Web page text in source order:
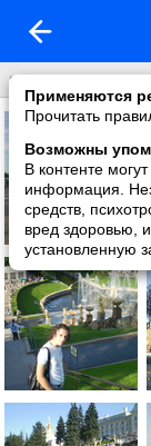
Применяются
Прочитать
Возможны
В контенте
информация.
средств,
вред здоровью,
установленную
питер